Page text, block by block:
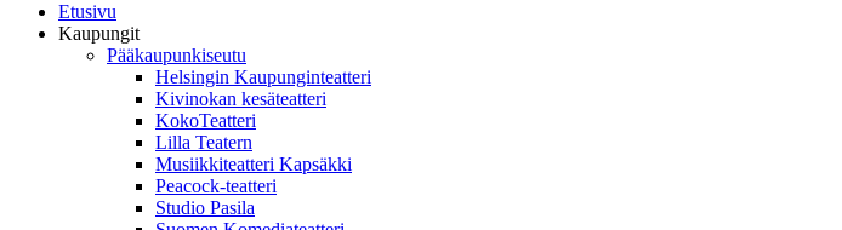
Etusivu
Kaupungit
Pääkaupunkiseutu
Helsingin Kaupunginteatteri
Kivinokan kesäteatteri
KokoTeatteri
Lilla Teatern
Musiikkiteatteri Kapsäkki
Peacock-teatteri
Studio Pasila